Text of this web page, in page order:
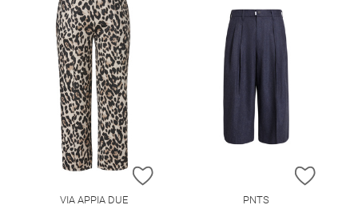
ZUR WUNSCHLISTE HINZUFÜGEN
VIA APPIA DUE
ZUR
PNTS